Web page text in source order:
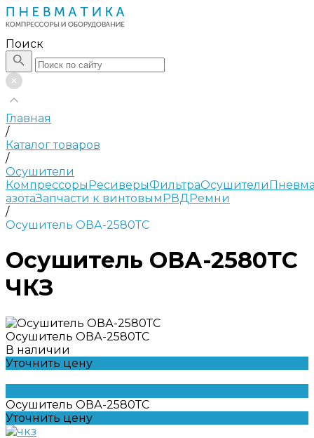
Поиск
Главная
/
Каталог товаров
/
Осушители
КомпрессорыРесиверыФильтраОсушители
азотаЗапчасти к винтовымРВДРемни
/
Осушитель ОВА-2580ТС
Осушитель ОВА-2580ТС
ЧКЗ
Осушитель ОВА-2580ТС
В наличии
Уточнить цену
Осушитель ОВА-2580ТС
Уточнить цену